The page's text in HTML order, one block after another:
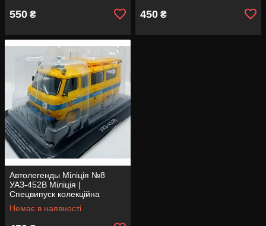
550 ₴ 450 ₴
Автолегенды Міліція №8
УАЗ-452В Міліція |
Спецвипуск колекційна
модель 1:43 | Деагостини
Немає в наявності